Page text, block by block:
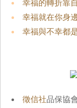
幸福的轉折靠
幸福就在你身
幸福與不幸都
徵信社品保協